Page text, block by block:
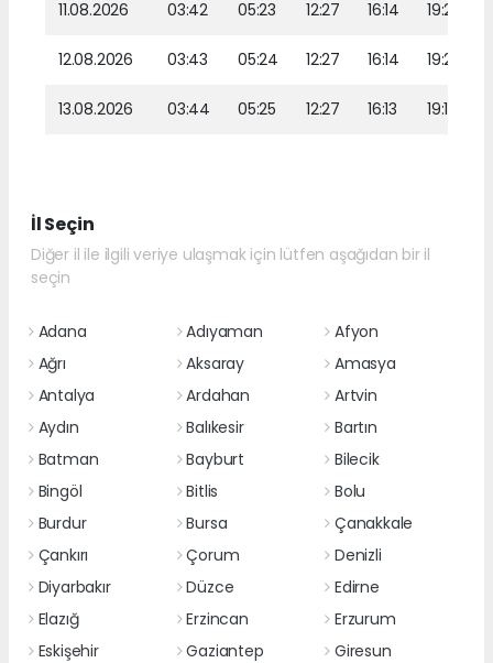
11.08.2026 03:42 05:23 12:27 16:14 19:21
12.08.2026 03:43 05:24 12:27 16:14 19:20
13.08.2026 03:44 05:25 12:27 16:13 19:19
İl Seçin
Diğer il ile ilgili veriye ulaşmak için lütfen aşağıdan bir il
seçin
Adana Adıyaman
Afyon
Ağrı
Aksaray
Amasya
Antalya
Ardahan
Artvin
Aydın
Balıkesir
Bartın
Batman
Bayburt
Bilecik
Bingöl
Bitlis
Bolu
Burdur
Bursa
Çanakkale
Çankırı
Çorum
Denizli
Diyarbakır
Düzce
Edirne
Elazığ
Erzincan
Erzurum
Eskişehir
Gaziantep
Giresun